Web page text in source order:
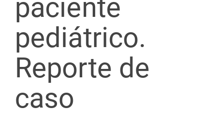
paciente
pediátrico.
Reporte de
caso